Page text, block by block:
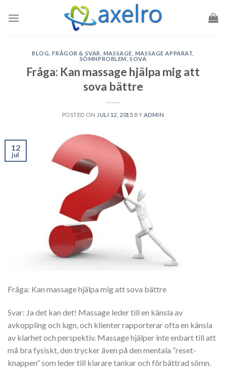
BLOG ,FRÅGOR & SVAR MASSAGE MASSAGE APPARAT
SÖMNPROBLEM
,SOVA
Fråga: Kan massage hjälpa mig att
sova bättre
POSTED ON JULI 12, 2015 BY ADMIN
12
jul
Fråga: Kan massage hjälpa mig att sova bättre
Svar: Ja det kan det! Massage leder till en känsla av
avkoppling och lugn, och klienter rapporterar ofta en känsla
av klarhet och perspektiv. Massage hjälper inte enbart till att
må bra fysiskt, den trycker även på den mentala ”reset-
knappen” som leder till klarare tankar och förbättrad sömn.